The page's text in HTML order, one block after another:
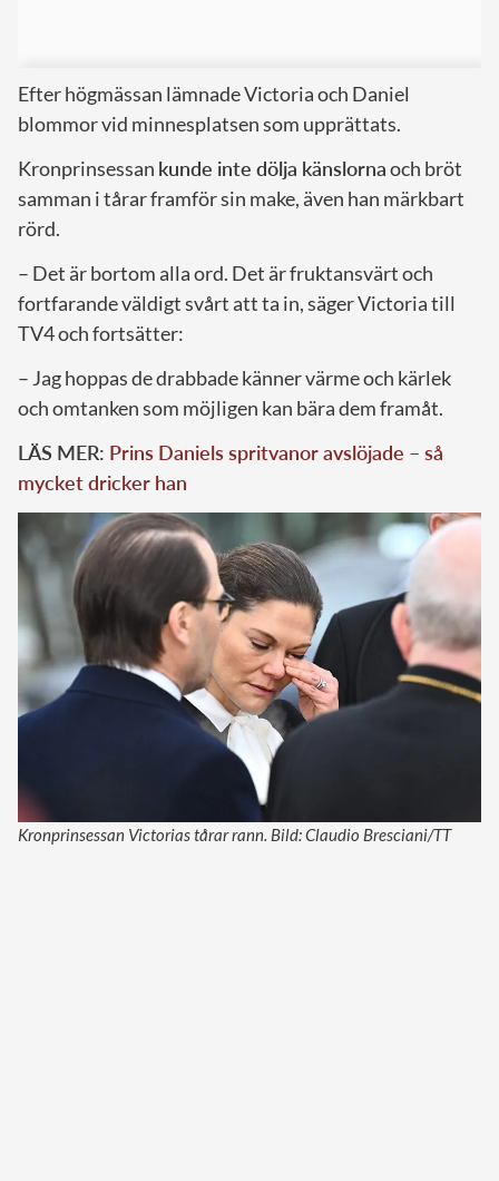
Efter högmässan lämnade Victoria och Daniel
blommor vid minnesplatsen som upprättats.
Kronprinsessan kunde inte dölja känslornaoch bröt
samman i tårar framför sin make, även han märkbart
rörd.
– Det är bortom alla ord. Det är fruktansvärt och
fortfarande väldigt svårt att ta in, säger Victoria till
TV4 och fortsätter:
– Jag hoppas de drabbade känner värme och kärlek
och omtanken som möjligen kan bära dem framåt.
LÄS MER: Prins Daniels spritvanor avslöjade – så
mycket dricker han
Kronprinsessan Victorias tårar rann. Bild: Claudio Bresciani/TT